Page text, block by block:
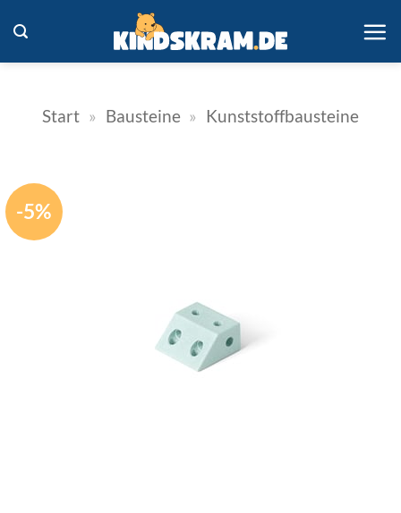
Inhalt
springen
Start » Bausteine » Kunststoffbausteine
-5%